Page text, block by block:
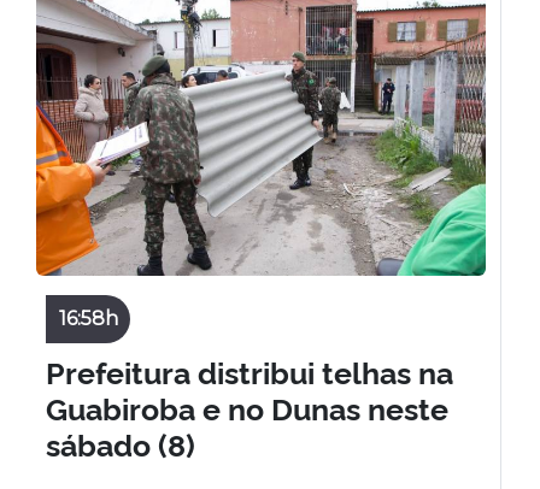
16:58h
Prefeitura distribui telhas na
Guabiroba e no Dunas neste
sábado (8)